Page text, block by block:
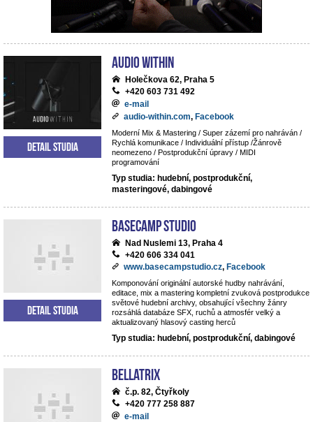
Audio Within
Holečkova 62, Praha 5
+420 603 731 492
e-mail
audio-within.com, Facebook
Moderní Mix & Mastering / Super zázemí pro nahráván /
Rychlá komunikace / Individuální přístup /Žánrově
neomezeno / Postprodukční úpravy / MIDI
programování
Typ studia: hudební, postprodukční,
masteringové, dabingové
Detail studia
BaseCamp studio
Nad Nuslemi 13, Praha 4
+420 606 334 041
www.basecampstudio.cz, Facebook
Komponování originální autorské hudby nahrávání,
editace, mix a mastering kompletní zvuková postprodukce
světové hudební archivy, obsahující všechny žánry
rozsáhlá databáze SFX, ruchů a atmosfér velký a
aktualizovaný hlasový casting herců
Typ studia: hudební, postprodukční, dabingové
Detail studia
BELLATRIX
č.p. 82, Čtyřkoly
+420 777 258 887
e-mail